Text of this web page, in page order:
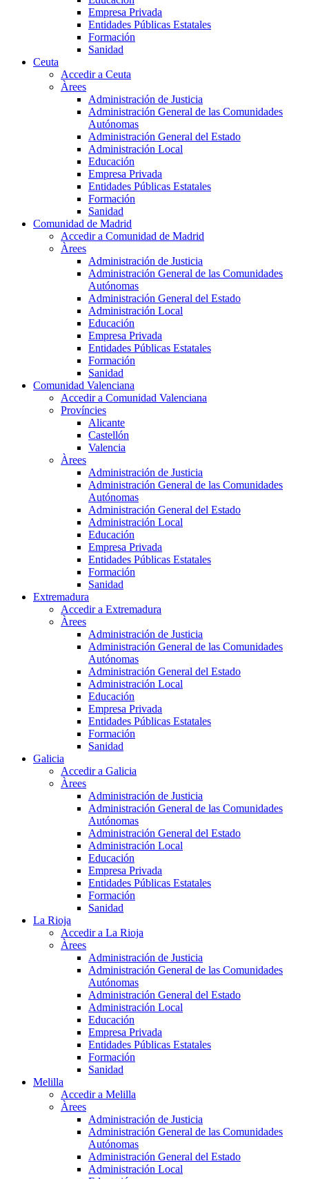
Empresa Privada
Entidades Públicas Estatales
Formación
Sanidad
Ceuta
Accedir a Ceuta
Àrees
Administración de Justicia
Administración General de las Comunidades
Autónomas
Administración General del Estado
Administración Local
Educación
Empresa Privada
Entidades Públicas Estatales
Formación
Sanidad
Comunidad de Madrid
Accedir a Comunidad de Madrid
Àrees
Administración de Justicia
Administración General de las Comunidades
Autónomas
Administración General del Estado
Administración Local
Educación
Empresa Privada
Entidades Públicas Estatales
Formación
Sanidad
Comunidad Valenciana
Accedir a Comunidad Valenciana
Províncies
Alicante
Castellón
Valencia
Àrees
Administración de Justicia
Administración General de las Comunidades
Autónomas
Administración General del Estado
Administración Local
Educación
Empresa Privada
Entidades Públicas Estatales
Formación
Sanidad
Extremadura
Accedir a Extremadura
Àrees
Administración de Justicia
Administración General de las Comunidades
Autónomas
Administración General del Estado
Administración Local
Educación
Empresa Privada
Entidades Públicas Estatales
Formación
Sanidad
Galicia
Accedir a Galicia
Àrees
Administración de Justicia
Administración General de las Comunidades
Autónomas
Administración General del Estado
Administración Local
Educación
Empresa Privada
Entidades Públicas Estatales
Formación
Sanidad
La Rioja
Accedir a La Rioja
Àrees
Administración de Justicia
Administración General de las Comunidades
Autónomas
Administración General del Estado
Administración Local
Educación
Empresa Privada
Entidades Públicas Estatales
Formación
Sanidad
Melilla
Accedir a Melilla
Àrees
Administración de Justicia
Administración General de las Comunidades
Autónomas
Administración General del Estado
Administración Local